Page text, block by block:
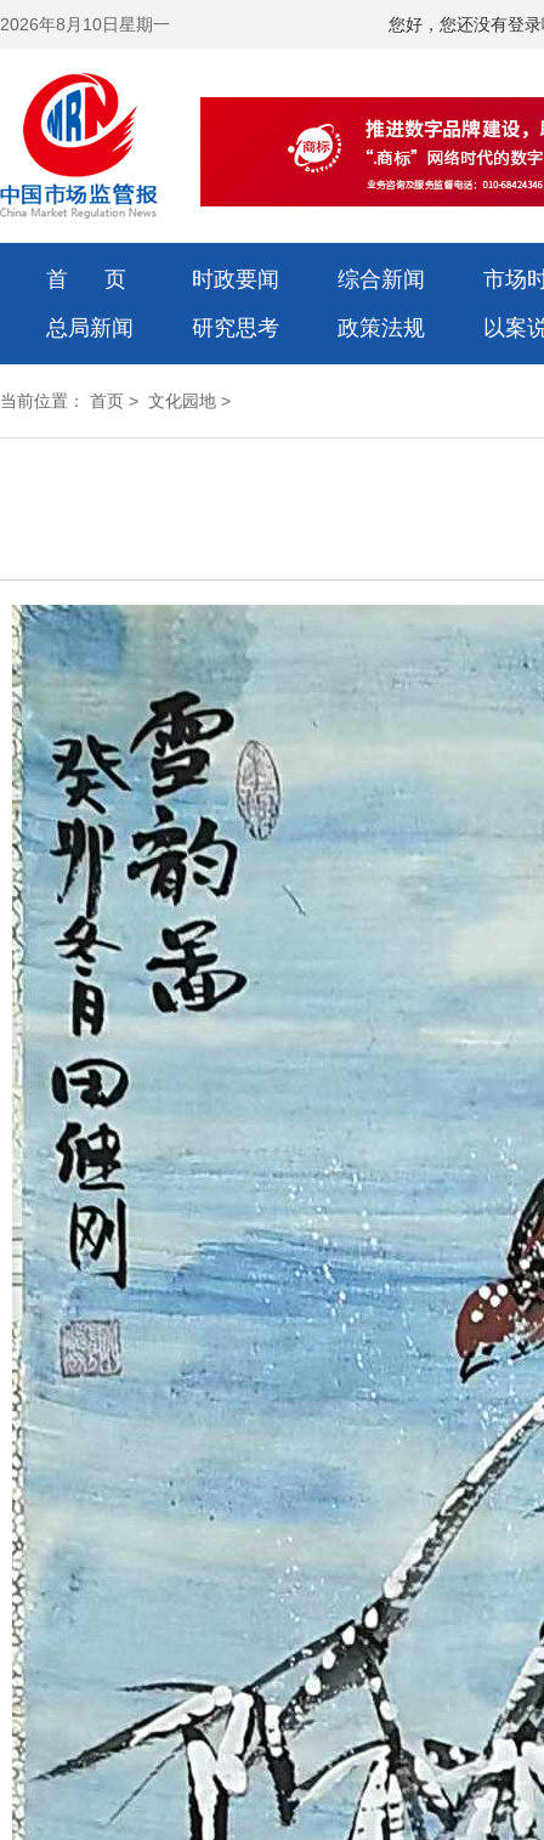
2026年8月10日星期一 您好，您还没有登
首 页 时政要闻 综合新闻
市场
总局新闻
研究思考 政策法规 以案
当前位置： 首页 > 文化园地 >